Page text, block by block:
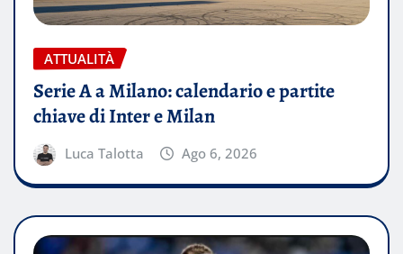
ATTUALITÀ
Serie A a Milano: calendario e partite
chiave di Inter e Milan
Luca Talotta Ago 6, 2026